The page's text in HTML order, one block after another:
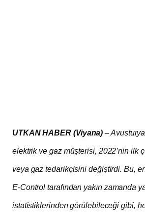
UTKAN HABER (Viyana) –
elektrik ve gaz müşterisi, 2022’nin ilk
veya gaz tedarikçisini değiştirdi. Bu,
E-Control tarafından yakın zamanda
istatistiklerinden görülebileceği gibi,